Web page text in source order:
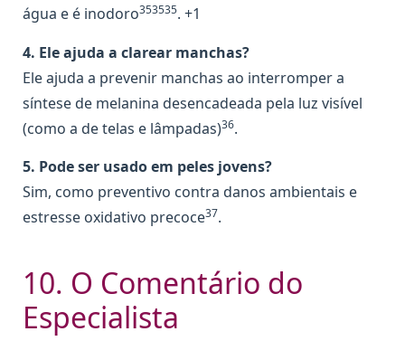
água e é inodoro353535. +1
4. Ele ajuda a clarear manchas?
Ele ajuda a prevenir manchas ao interromper a
síntese de melanina desencadeada pela luz visível
(como a de telas e lâmpadas)36.
5. Pode ser usado em peles jovens?
Sim, como preventivo contra danos ambientais e
estresse oxidativo precoce37.
10. O Comentário do
Especialista